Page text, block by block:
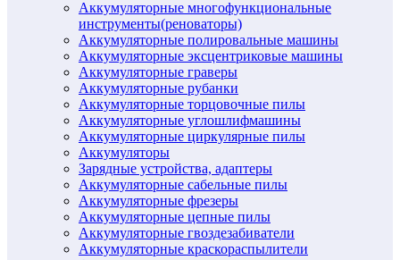
Аккумуляторные многофункциональные
инструменты(реноваторы)
Аккумуляторные полировальные машины
Аккумуляторные эксцентриковые машины
Аккумуляторные граверы
Аккумуляторные рубанки
Аккумуляторные торцовочные пилы
Аккумуляторные углошлифмашины
Аккумуляторные циркулярные пилы
Аккумуляторы
Зарядные устройства, адаптеры
Аккумуляторные сабельные пилы
Аккумуляторные фрезеры
Аккумуляторные цепные пилы
Аккумуляторные гвоздезабиватели
Аккумуляторные краскораспылители